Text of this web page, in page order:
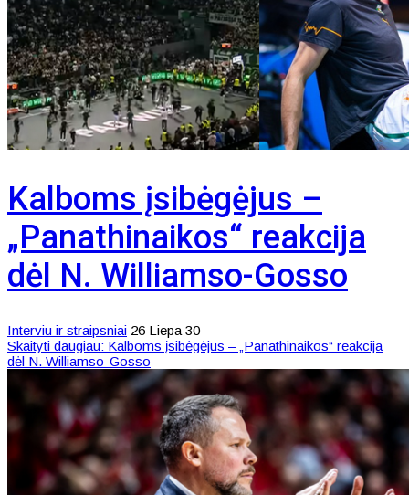
Kalboms įsibėgėjus –
„Panathinaikos“ reakcija
dėl N. Williamso-Gosso
Interviu ir straipsniai 26 Liepa 30
Skaityti daugiau: Kalboms įsibėgėjus – „Panathinaikos“ reakcija
dėl N. Williamso-Gosso